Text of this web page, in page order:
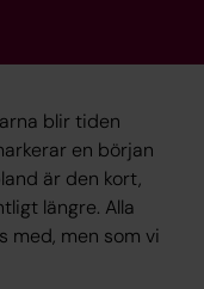
blir tiden
en början
är den kort,
längre. Alla
med, men som vi